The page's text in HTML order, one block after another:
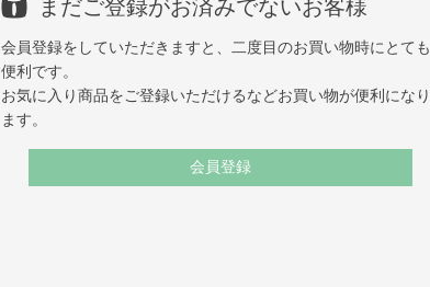
まだご登録がお済みでないお客様
会員登録をしていただきますと、二度目のお買い物時にとても
便利です。
お気に入り商品をご登録いただけるなどお買い物が便利になり
ます。
会員登録